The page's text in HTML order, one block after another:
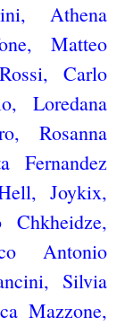
Athena
Matteo
Carlo
Loredana
Rosanna
Fernandez
Joykix,
Antonio
Silvia
Mazzone,